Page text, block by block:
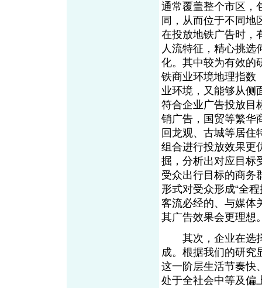
通常覆盖整个市区，
同，从而位于不同地
在投放地铁广告时，
人流特征，精心挑选
化。其中较为有效的
铁商业环境地理指数
业环境，又能够从侧
符合企业广告投放目
销广告，国贸等繁华
回龙观、古城等居住
组合进行投放效果更
掘，分析出对应目标
受众出行目标的商务
形式对受众形成“全
客流必经的、与媒体
其广告效果会更
其次，企业在选择
成。根据我们的研究
这一阶层生活节奏快
处于全社会中等及偏